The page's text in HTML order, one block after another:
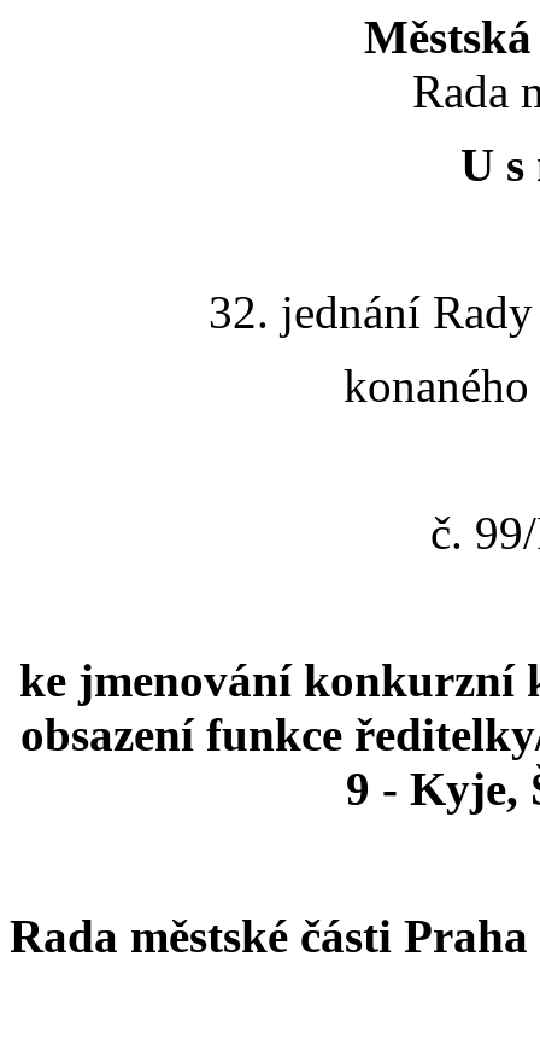
Rada
U s
32. jednání
č.
ke jmenování konkurzní
obsazení funkce
9 - Kyje,
Rada městské části Praha